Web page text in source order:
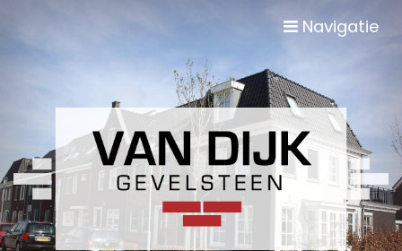
Navigatie